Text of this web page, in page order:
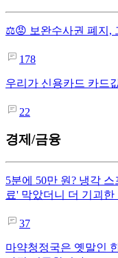
⚖️😡 보완수사권 폐지,
178
우리가 신용카드 카드
22
경제/금융
5분에 50만 원? 냉각
료' 막았더니 더 기괴
37
마약청정국은 옛말인